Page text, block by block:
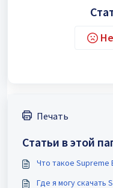
Печать
Статьи в этой
Что такое Supreme
Где я могу скачать